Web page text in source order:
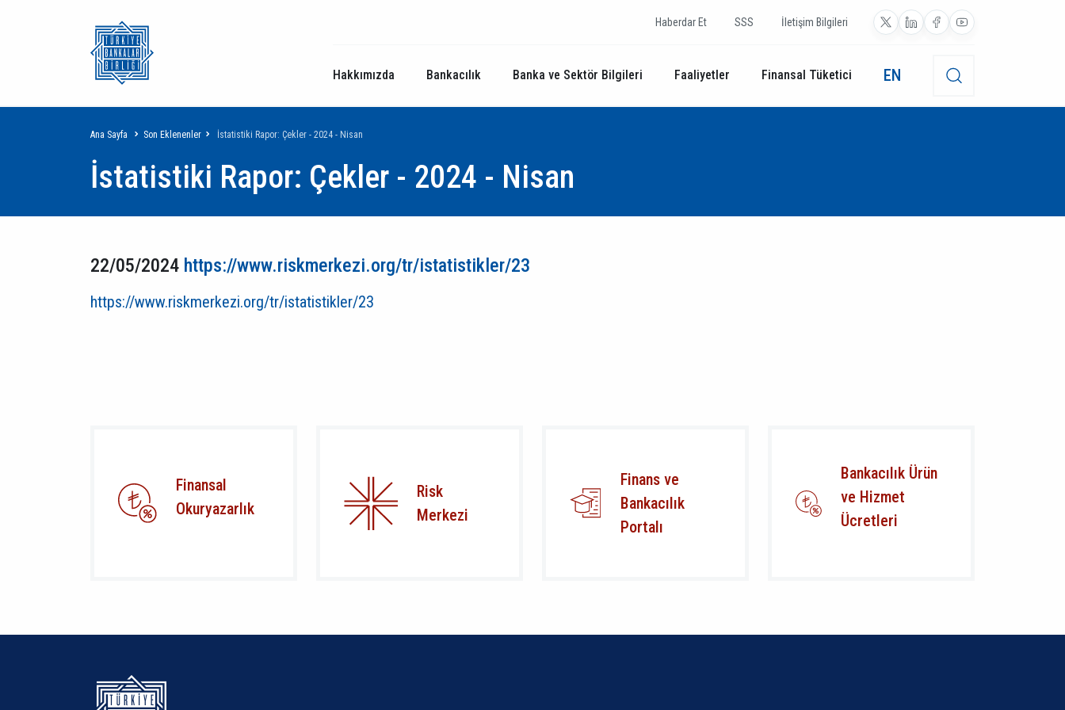
Haberdar Et SSS İletişim Bilgileri
Hakkımızda Bankacılık Banka ve Sektör Bilgileri Faaliyetler Finansal Tüketici EN
Sayfa
yolu
Ana Sayfa Son Eklenenler İstatistiki Rapor: Çekler - 2024 - Nisan
İstatistiki Rapor: Çekler - 2024 - Nisan
22/05/2024 https://www.riskmerkezi.org/tr/istatistikler/23
https://www.riskmerkezi.org/tr/istatistikler/23
Finansal
Okuryazarlık
Risk
Merkezi
Finans ve
Bankacılık
Portalı
Bankacılık Ürün
ve Hizmet
Ücretleri